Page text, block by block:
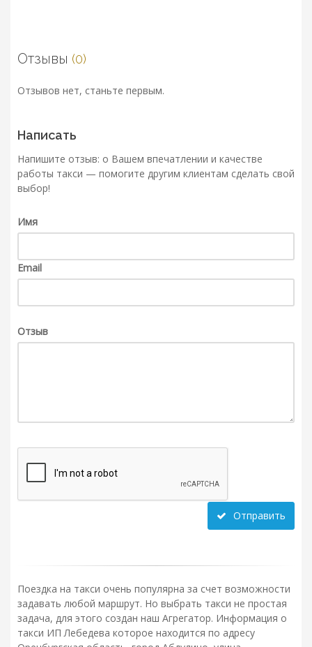
Отзывы (0)
Отзывов нет, станьте первым.
Написать
Напишите отзыв: о Вашем впечатлении и качестве
работы такси — помогите другим клиентам сделать свой
выбор!
Имя
Email
Отзыв
Отправить
Поездка на такси очень популярна за счет возможности
задавать любой маршрут. Но выбрать такси не простая
задача, для этого создан наш Агрегатор. Информация о
такси ИП Лебедева которое находится по адресу